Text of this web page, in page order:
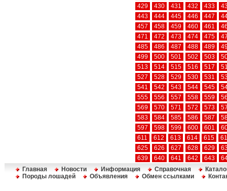
429
430 431 432 433
443
444 445 446 447
457
458 459 460 461
471
472 473 474 475
485
486 487 488 489
499
500 501 502 503
513
514 515 516 517
527
528 529 530 531
541
542 543 544 545
555
556 557 558 559
569
570 571 572 573
583
584 585 586 587
597
598 599 600 601
611
612 613 614 615
625
626 627 628 629
639
640 641 642 643
Главная
Новости Информация Справочная
Породы лошадей
Объявления Обмен ссылками